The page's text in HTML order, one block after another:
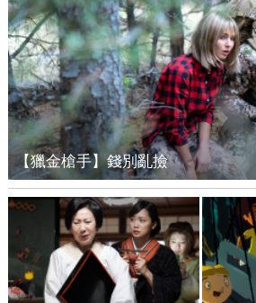
【獵金槍手】錢別亂撿